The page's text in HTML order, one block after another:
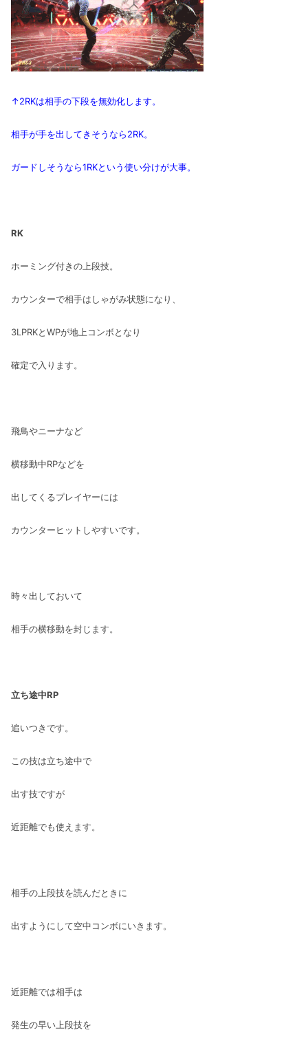
↑2RKは相手の下段を無効化します。
相手が手を出してきそうなら2RK。
ガードしそうなら1RKという使い分けが大事。
RK
ホーミング付きの上段技。
カウンターで相手はしゃがみ状態になり、
3LPRKとWPが地上コンボとなり
確定で入ります。
飛鳥やニーナなど
横移動中RPなどを
出してくるプレイヤーには
カウンターヒットしやすいです。
時々出しておいて
相手の横移動を封じます。
立ち途中RP
追いつきです。
この技は立ち途中で
出す技ですが
近距離でも使えます。
相手の上段技を読んだときに
出すようにして空中コンボにいきます。
近距離では相手は
発生の早い上段技を